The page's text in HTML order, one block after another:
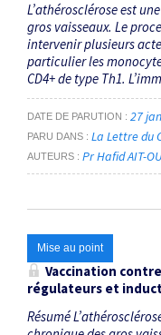
L’athérosclérose est
gros vaisseaux. Le
intervenir plusieurs
particulier les
CD4+ de type Th1.
DATE DE PARUTION 27
PARU DANS La Lettre du
AUTEURS Pr Hafid AIT-
Mise au point
Vaccination
régulateurs et
Résumé